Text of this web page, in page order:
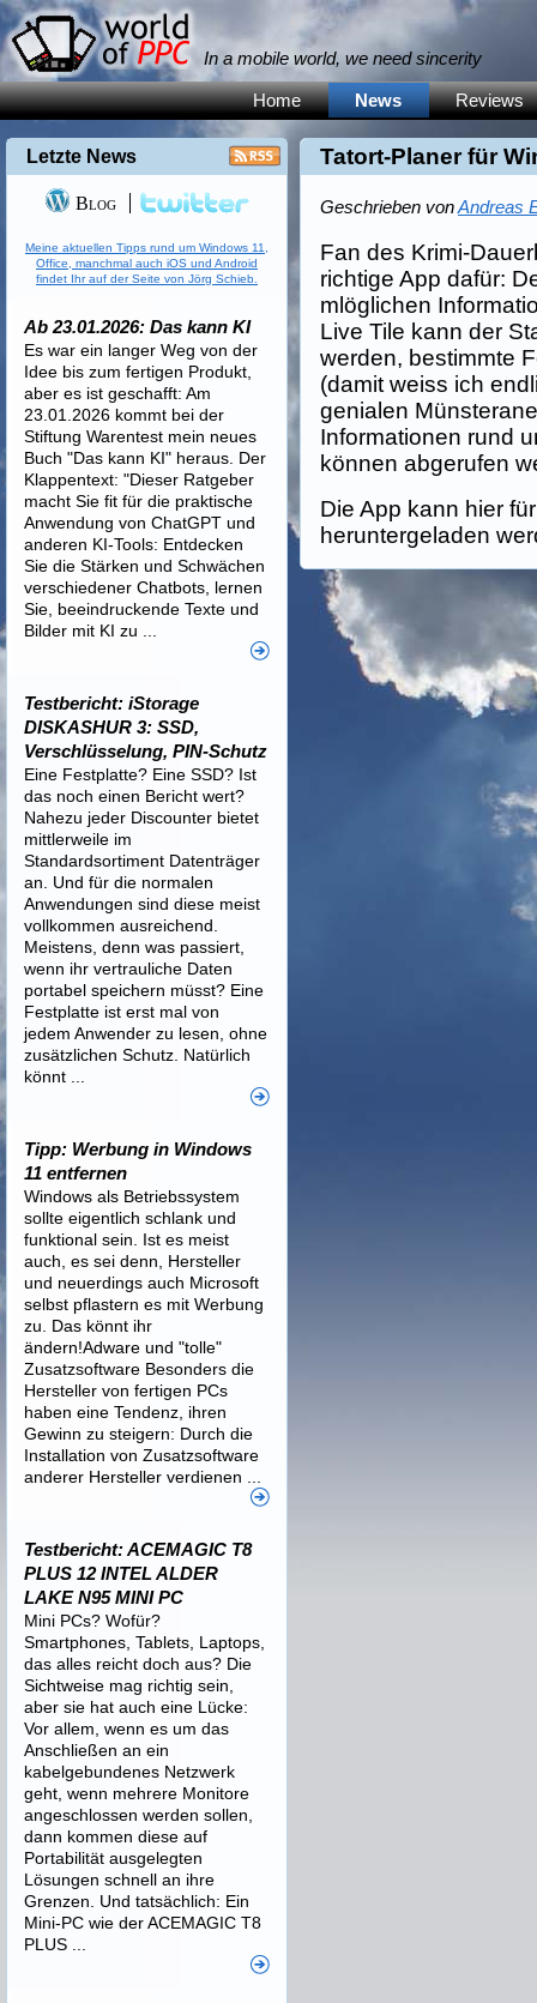
In a mobile world, we need sincerity
Home News Reviews
Tatort-Planer für
Geschrieben vonAndreas
Fan des Krimi-
richtige App dafür:
mlöglichen
Live Tile kann der
werden, bestimmte
(damit weiss ich
genialen
Informationen rund
können abgerufen
Die App kann hier
heruntergeladen
Letzte News
Blog
Meine aktuellen Tipps rund um Windows 11,
Office, manchmal auch iOS und Android
findet Ihr auf der Seite von Jörg Schieb.
Ab 23.01.2026: Das kann KI
Es war ein langer Weg von der
Idee bis zum fertigen Produkt,
aber es ist geschafft: Am
23.01.2026 kommt bei der
Stiftung Warentest mein neues
Buch "Das kann KI" heraus. Der
Klappentext: "Dieser Ratgeber
macht Sie fit für die praktische
Anwendung von ChatGPT und
anderen KI-Tools: Entdecken
Sie die Stärken und Schwächen
verschiedener Chatbots, lernen
Sie, beeindruckende Texte und
Bilder mit KI zu ...
Testbericht: iStorage
DISKASHUR 3: SSD,
Verschlüsselung, PIN-Schutz
Eine Festplatte? Eine SSD? Ist
das noch einen Bericht wert?
Nahezu jeder Discounter bietet
mittlerweile im
Standardsortiment Datenträger
an. Und für die normalen
Anwendungen sind diese meist
vollkommen ausreichend.
Meistens, denn was passiert,
wenn ihr vertrauliche Daten
portabel speichern müsst? Eine
Festplatte ist erst mal von
jedem Anwender zu lesen, ohne
zusätzlichen Schutz. Natürlich
könnt ...
Tipp: Werbung in Windows
11 entfernen
Windows als Betriebssystem
sollte eigentlich schlank und
funktional sein. Ist es meist
auch, es sei denn, Hersteller
und neuerdings auch Microsoft
selbst pflastern es mit Werbung
zu. Das könnt ihr
ändern!Adware und "tolle"
Zusatzsoftware Besonders die
Hersteller von fertigen PCs
haben eine Tendenz, ihren
Gewinn zu steigern: Durch die
Installation von Zusatzsoftware
anderer Hersteller verdienen ...
Testbericht: ACEMAGIC T8
PLUS 12 INTEL ALDER
LAKE N95 MINI PC
Mini PCs? Wofür?
Smartphones, Tablets, Laptops,
das alles reicht doch aus? Die
Sichtweise mag richtig sein,
aber sie hat auch eine Lücke:
Vor allem, wenn es um das
Anschließen an ein
kabelgebundenes Netzwerk
geht, wenn mehrere Monitore
angeschlossen werden sollen,
dann kommen diese auf
Portabilität ausgelegten
Lösungen schnell an ihre
Grenzen. Und tatsächlich: Ein
Mini-PC wie der ACEMAGIC T8
PLUS ...